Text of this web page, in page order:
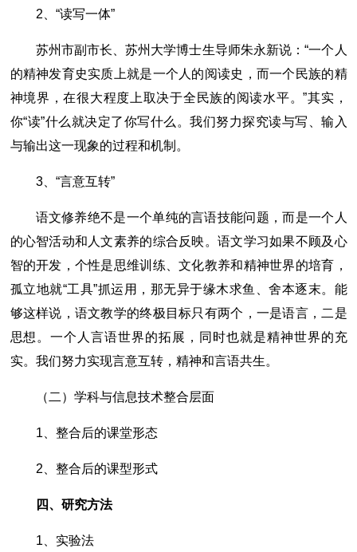
2、“读写一体”
苏州市副市长、苏州大学博士生导师朱永新说：“一个人
的精神发育史实质上就是一个人的阅读史，而一个民族的精
神境界，在很大程度上取决于全民族的阅读水平。”其实，
你“读”什么就决定了你写什么。我们努力探究读与写、输入
与输出这一现象的过程和机制。
3、“言意互转”
语文修养绝不是一个单纯的言语技能问题，而是一个人
的心智活动和人文素养的综合反映。语文学习如果不顾及心
智的开发，个性是思维训练、文化教养和精神世界的培育，
孤立地就“工具”抓运用，那无异于缘木求鱼、舍本逐末。能
够这样说，语文教学的终极目标只有两个，一是语言，二是
思想。一个人言语世界的拓展，同时也就是精神世界的充
实。我们努力实现言意互转，精神和言语共生。
（二）学科与信息技术整合层面
1、整合后的课堂形态
2、整合后的课型形式
四、研究方法
1、实验法